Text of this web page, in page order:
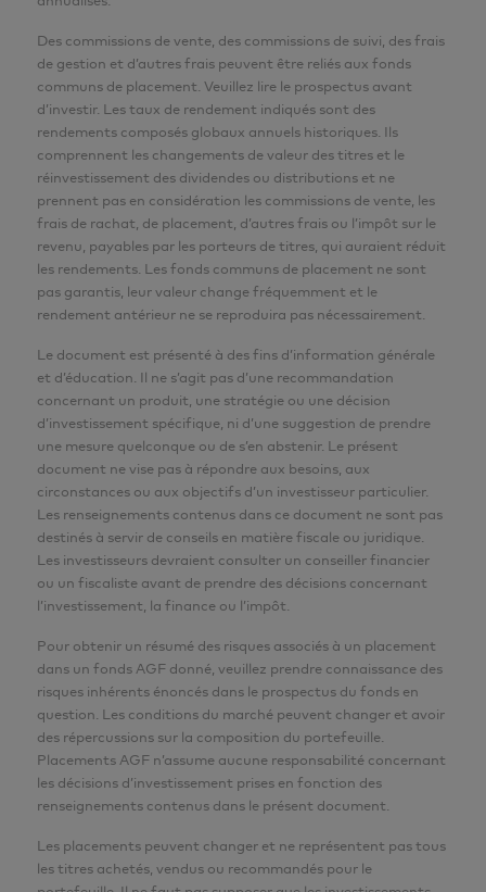
Des commissions de vente, des commissions de suivi, des frais
de gestion et d’autres frais peuvent être reliés aux fonds
communs de placement. Veuillez lire le prospectus avant
d’investir. Les taux de rendement indiqués sont des
rendements composés globaux annuels historiques. Ils
comprennent les changements de valeur des titres et le
réinvestissement des dividendes ou distributions et ne
prennent pas en considération les commissions de vente, les
frais de rachat, de placement, d’autres frais ou l’impôt sur le
revenu, payables par les porteurs de titres, qui auraient réduit
les rendements. Les fonds communs de placement ne sont
pas garantis, leur valeur change fréquemment et le
rendement antérieur ne se reproduira pas nécessairement.
Le document est présenté à des fins d’information générale
et d’éducation. Il ne s’agit pas d’une recommandation
concernant un produit, une stratégie ou une décision
d’investissement spécifique, ni d’une suggestion de prendre
une mesure quelconque ou de s’en abstenir. Le présent
document ne vise pas à répondre aux besoins, aux
circonstances ou aux objectifs d’un investisseur particulier.
Les renseignements contenus dans ce document ne sont pas
destinés à servir de conseils en matière fiscale ou juridique.
Les investisseurs devraient consulter un conseiller financier
ou un fiscaliste avant de prendre des décisions concernant
l’investissement, la finance ou l’impôt.
Pour obtenir un résumé des risques associés à un placement
dans un fonds AGF donné, veuillez prendre connaissance des
risques inhérents énoncés dans le prospectus du fonds en
question. Les conditions du marché peuvent changer et avoir
des répercussions sur la composition du portefeuille.
Placements AGF n’assume aucune responsabilité concernant
les décisions d’investissement prises en fonction des
renseignements contenus dans le présent document.
Les placements peuvent changer et ne représentent pas tous
les titres achetés, vendus ou recommandés pour le